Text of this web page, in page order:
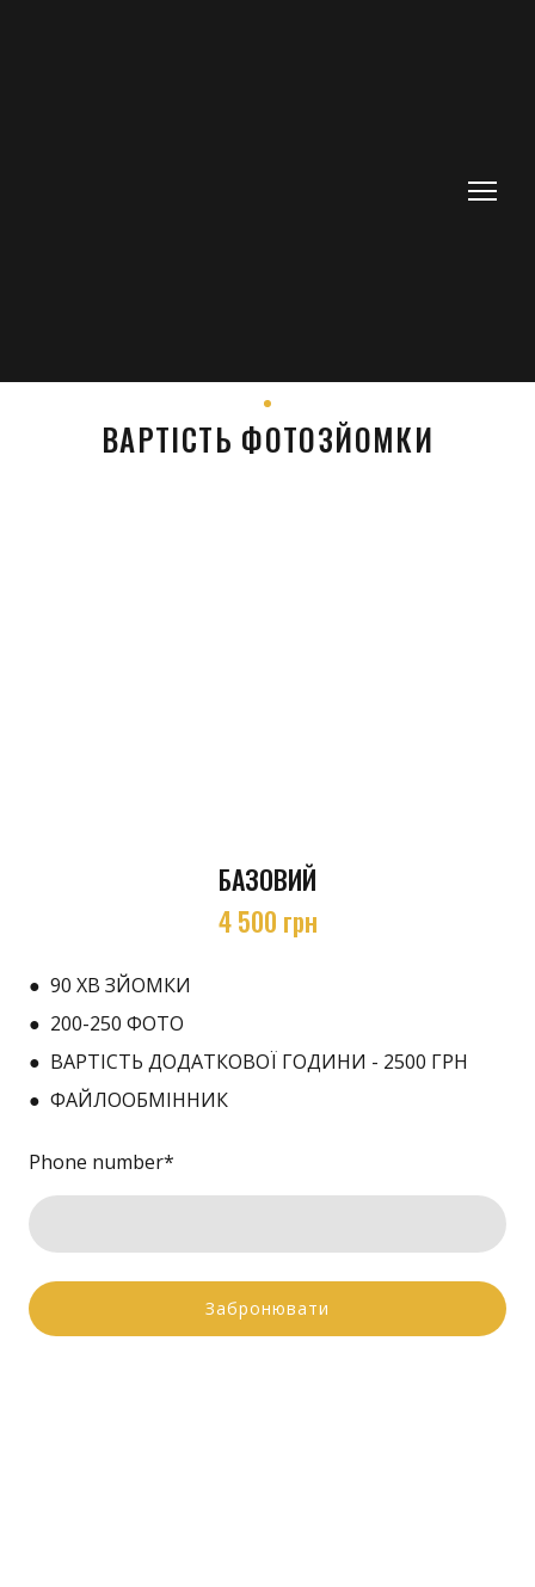
ВАРТІСТЬ ФОТОЗЙОМКИ
БАЗОВИЙ
4 500 грн
● 90 ХВ ЗЙОМКИ
● 200-250 ФОТО
● ВАРТІСТЬ ДОДАТКОВОЇ ГОДИНИ - 2500 ГРН
● ФАЙЛООБМІННИК
Phone number*
Забронювати